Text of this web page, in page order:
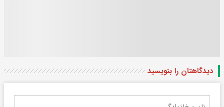
دیدگاهتان را بنویسید